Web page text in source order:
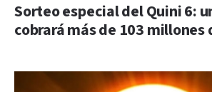
Sorteo especial del Quini 6:
cobrará más de 103 millones